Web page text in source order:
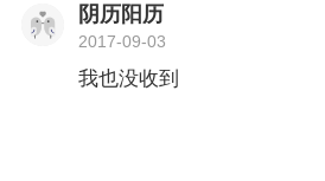
阴历阳历
2017-09-03
我也没收到